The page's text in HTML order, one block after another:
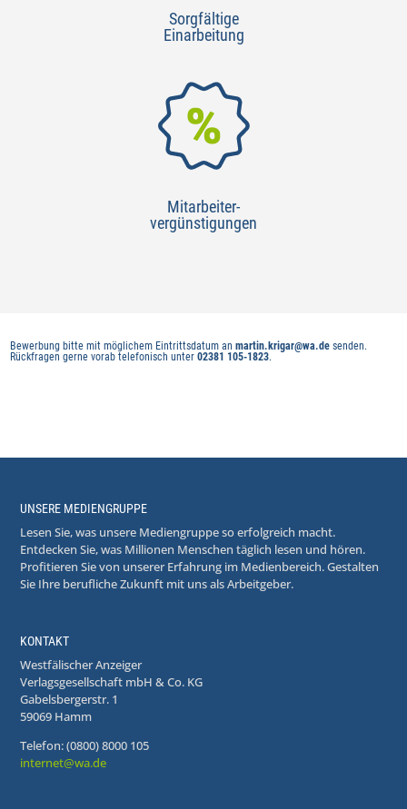
Sorgfältige
Einarbeitung
Mitarbeiter-
vergünstigungen
Bewerbung bitte mit möglichem Eintrittsdatum anmartin.krigar@wa.de senden.
Rückfragen gerne vorab telefonisch unter02381 105-1823.
UNSERE MEDIENGRUPPE
Lesen Sie, was unsere Mediengruppe so erfolgreich macht.
Entdecken Sie, was Millionen Menschen täglich lesen und hören.
Profitieren Sie von unserer Erfahrung im Medienbereich. Gestalten
Sie Ihre berufliche Zukunft mit uns als Arbeitgeber.
KONTAKT
Westfälischer Anzeiger
Verlagsgesellschaft mbH & Co. KG
Gabelsbergerstr. 1
59069 Hamm
Telefon: (0800) 8000 105
internet@wa.de